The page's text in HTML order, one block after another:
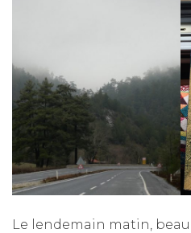
Le lendemain matin,